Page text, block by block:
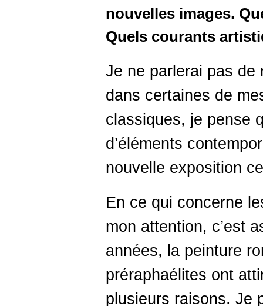
nouvelles images.
Quels courants
Je ne parlerai pas de
dans certaines de
classiques, je pense
d’éléments
nouvelle exposition
En ce qui concerne
mon attention, c’est
années, la peinture
préraphaélites ont
plusieurs raisons. Je